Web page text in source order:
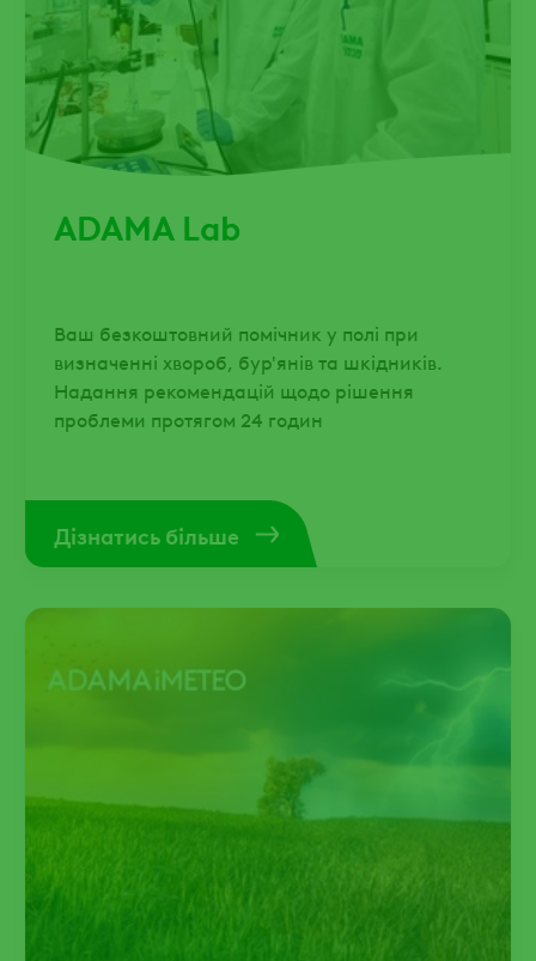
ADAMA Lab
Ваш безкоштовний помічник у полі при
визначенні хвороб, бур'янів та шкідників.
Надання рекомендацій щодо рішення
проблеми протягом 24 годин
Дізнатись більше